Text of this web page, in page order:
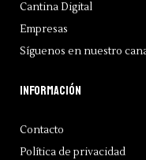
Cantina Digital
Empresas
Síguenos en nuestro
Información
Contacto
Política de privacidad